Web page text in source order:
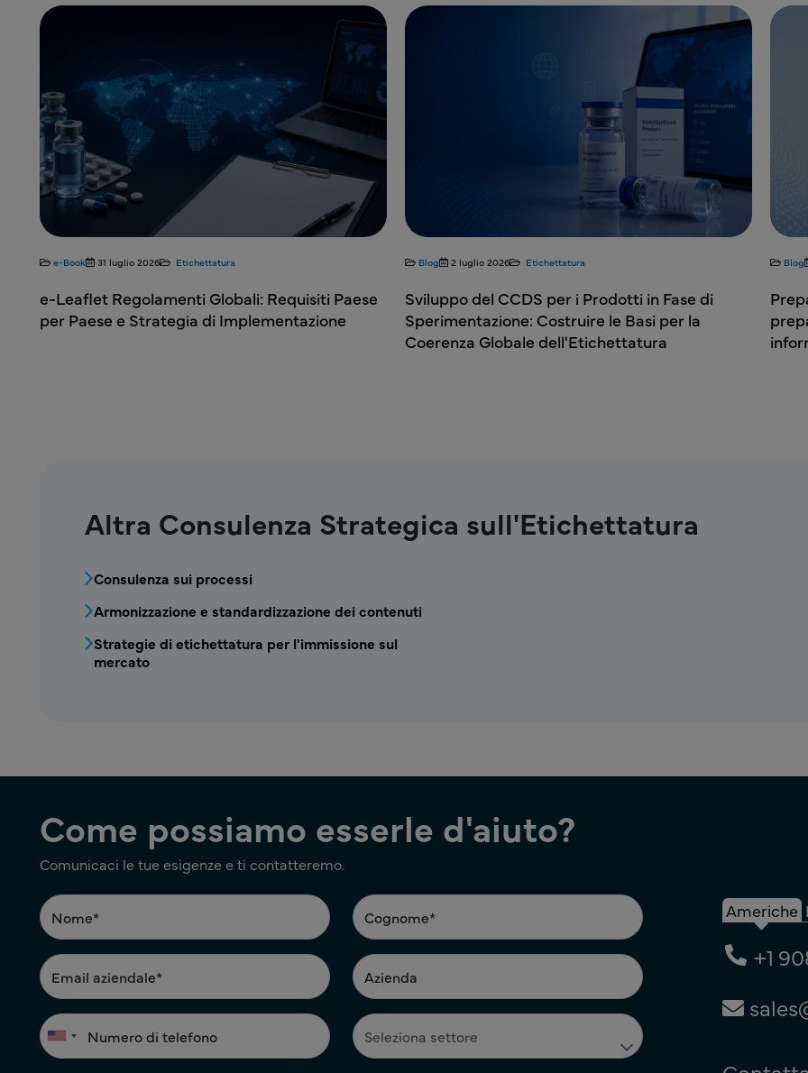
e-Book 31 luglio 2026 Etichettatura
e-Leaflet Regolamenti Globali: Requisiti Paese
per Paese e Strategia di Implementazione
Blog 2 luglio 2026 Etichettatura
Sviluppo del CCDS per i Prodotti in Fase di
Sperimentazione: Costruire le Basi per la
Coerenza Globale dell'Etichettatura
Blog
Altra Consulenza Strategica sull'Etichettatura
MPR - Etichettatura - Menu di consulenza strategica sull'etichettatura
Consulenza sui processi
Armonizzazione e standardizzazione dei contenuti
Strategie di etichettatura per l'immissione sul
mercato
Come possiamo esserle d'aiuto?
Comunicaci le tue esigenze e ti contatteremo.
Americhe
+1